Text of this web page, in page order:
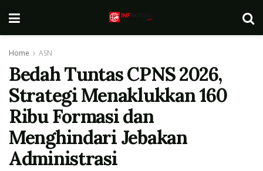
Home ASN
Bedah Tuntas CPNS 2026,
Strategi Menaklukkan 160
Ribu Formasi dan
Menghindari Jebakan
Administrasi